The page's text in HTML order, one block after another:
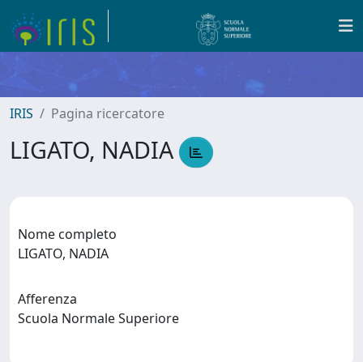
IRIS Pagina ricercatore
LIGATO, NADIA
Nome completo
LIGATO, NADIA
Afferenza
Scuola Normale Superiore